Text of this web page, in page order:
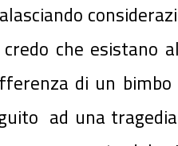
che esistano
di un bimbo
ad una